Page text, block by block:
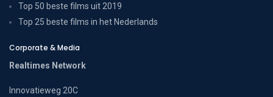
Top 50 beste films uit 2019
Top 25 beste films in het Nederlands
Corporate & Media
Realtimes Network
Innovatieweg 20C